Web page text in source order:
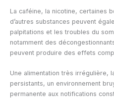
La caféine, la nicotine, certaines
d’autres substances peuvent
palpitations et les troubles du
notamment des
peuvent produire des effets
Une alimentation très irrégulière,
persistants, un environnement
permanente aux notifications